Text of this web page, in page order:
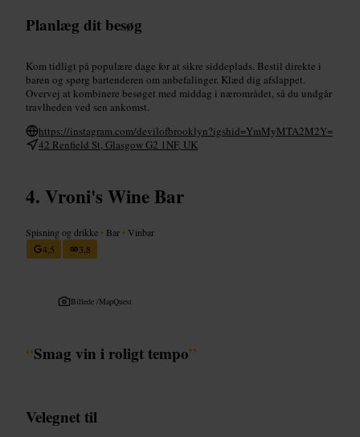
Planlæg dit besøg
Kom tidligt på populære dage for at sikre siddeplads. Bestil direkte i
baren og spørg bartenderen om anbefalinger. Klæd dig afslappet.
Overvej at kombinere besøget med middag i nærområdet, så du undgår
travlheden ved sen ankomst.
https://instagram.com/devilofbrooklyn?igshid=YmMyMTA2M2Y=
42 Renfield St, Glasgow G2 1NF, UK
Vroni's Wine Bar
Spisning og drikke • Bar • Vinbar
4,5
3,8
Billede /MapQuest
“Smag vin i roligt tempo”
Velegnet til